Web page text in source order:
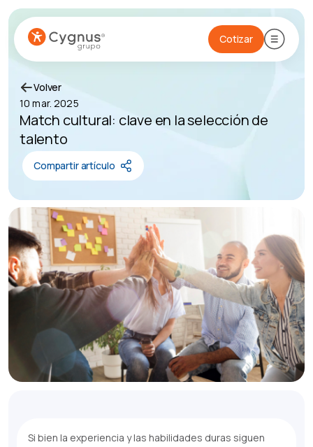
Cotizar
Volver
10 mar. 2025
Match cultural: clave en la selección de
talento
Compartir artículo
Si bien la experiencia y las habilidades duras siguen